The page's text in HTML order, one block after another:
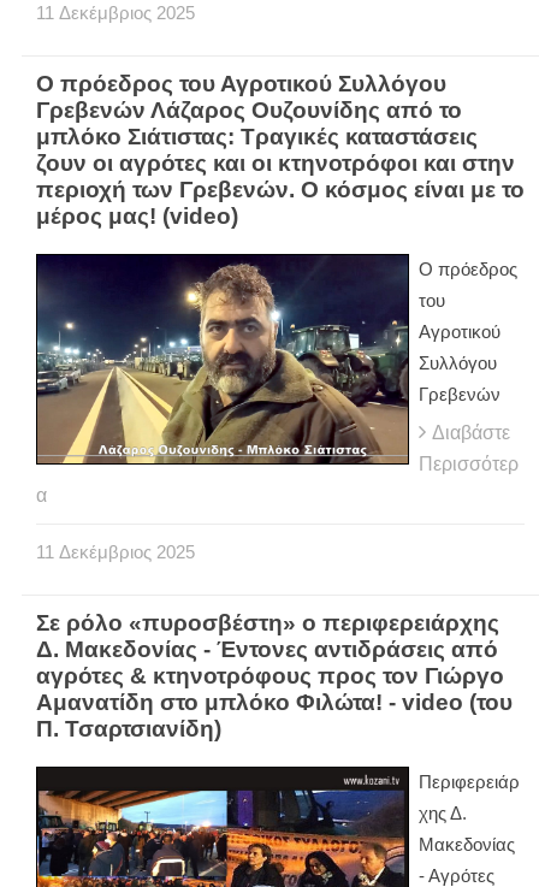
11 Δεκέμβριος 2025
Ο πρόεδρος του Αγροτικού Συλλόγου
Γρεβενών Λάζαρος Ουζουνίδης από το
μπλόκο Σιάτιστας: Τραγικές καταστάσεις
ζουν οι αγρότες και οι κτηνοτρόφοι και στην
περιοχή των Γρεβενών. Ο κόσμος είναι με το
μέρος μας! (video)
Ο πρόεδρος
του
Αγροτικού
Συλλόγου
Γρεβενών
Διαβάστε
Περισσότερ
α
11 Δεκέμβριος 2025
Σε ρόλο «πυροσβέστη» ο περιφερειάρχης
Δ. Μακεδονίας - Έντονες αντιδράσεις από
αγρότες & κτηνοτρόφους προς τον Γιώργο
Αμανατίδη στο μπλόκο Φιλώτα! - video (του
Π. Τσαρτσιανίδη)
Περιφερειάρ
χης Δ.
Μακεδονίας
- Αγρότες